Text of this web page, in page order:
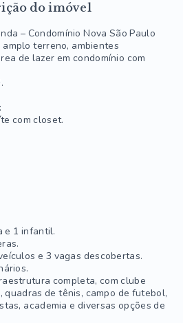
do imóvel
– Condomínio Nova São Paulo
terreno, ambientes
de lazer em condomínio com
com closet.
e 1 infantil.
e 3 vagas descobertas.
completa, com clube
quadras de tênis, campo de futebol,
academia e diversas opções de